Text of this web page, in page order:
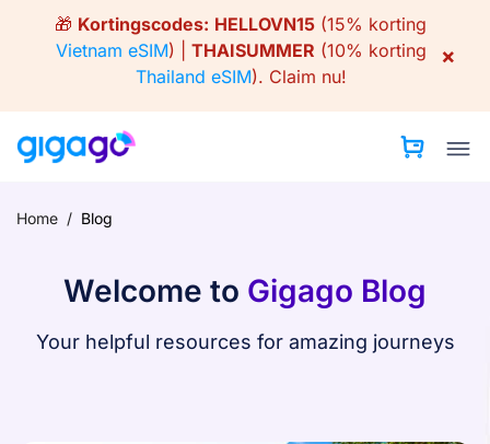
🎁 Kortingscodes: HELLOVN15 (15% korting
Vietnam eSIM) | THAISUMMER (10% korting
Thailand eSIM). Claim nu!
×
Home / Blog
Welcome to Gigago Blog
Your helpful resources for amazing journeys